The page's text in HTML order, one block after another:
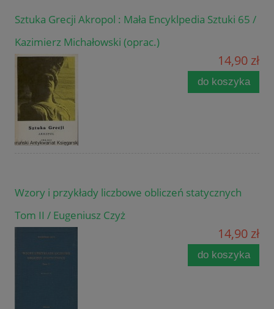
Sztuka Grecji Akropol : Mała Encyklpedia Sztuki 65 /
Kazimierz Michałowski (oprac.)
14,90 zł
do koszyka
Wzory i przykłady liczbowe obliczeń statycznych
Tom II / Eugeniusz Czyż
14,90 zł
do koszyka